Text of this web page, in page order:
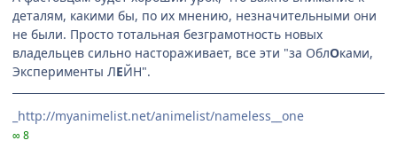
деталям, какими бы, по их мнению, незначительными они
не были. Просто тотальная безграмотность новых
владельцев сильно настораживает, все эти "за ОблОками,
Эксперименты ЛЕЙН".
_http://myanimelist.net/animelist/nameless__one
∞ 8